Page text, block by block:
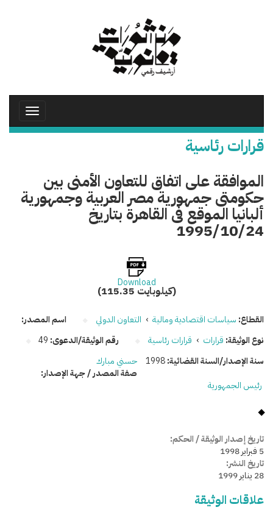
Toggle
قرارات رئاسية
الموافقة على اتفاق للتعاون الأمنى بين
حكومتى جمهورية مصر العربية وجمهورية
ألبانيا الموقع فى القاهرة بتاريخ
1995/10/24
Download
(115.35 كيلوبايت)
القطاع: سياسات اقتصادية ومالية › التعاون الدولي
نوع الوثيقة: قرارات › قرارات رئاسية رقم الوثيقة/الدعوى: 49
سنة الإصدار/السنة القضائية:1998
اسم المصدر:
حسني مبارك
صفة المصدر / جهة الإصدار:
رئيس الجمهورية
تاريخ إصدار الوثيقة / الحكم:
5 فبراير 1998
تاريخ النشر:
28 يناير 1999
علاقات الوثيقة